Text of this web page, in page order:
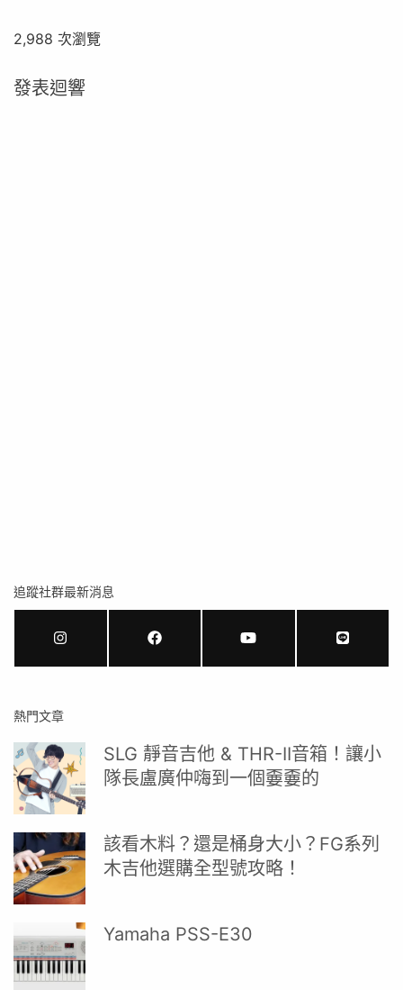
2,988 次瀏覽
發表迴響
追蹤社群最新消息
熱門文章
SLG 靜音吉他 & THR-II音箱！讓小
隊長盧廣仲嗨到一個嫑嫑的
該看木料？還是桶身大小？FG系列
木吉他選購全型號攻略！
Yamaha PSS-E30